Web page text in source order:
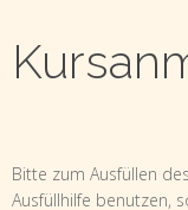
Kursanmeldung
Bitte zum Ausfüllen
Ausfüllhilfe benutzen,